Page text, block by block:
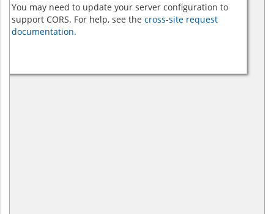
You may need to update your server configuration to
support CORS. For help, see the cross-site request
documentation.